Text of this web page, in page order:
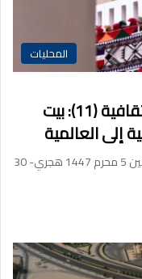
المحليات
مبادرة الوفاق| معالم الكويت الثقافية (11): بيت
إلى العالمية
جريدة الوفاق – السنة الثانية (العدد 317) – الاثنين 5 محرم 1447 هجري- 30